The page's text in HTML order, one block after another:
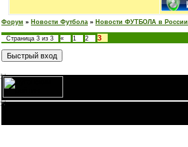
Форум » Новости Футбола » Новости ФУТБОЛА в России
Страница 3 из 3 « 1 2 3